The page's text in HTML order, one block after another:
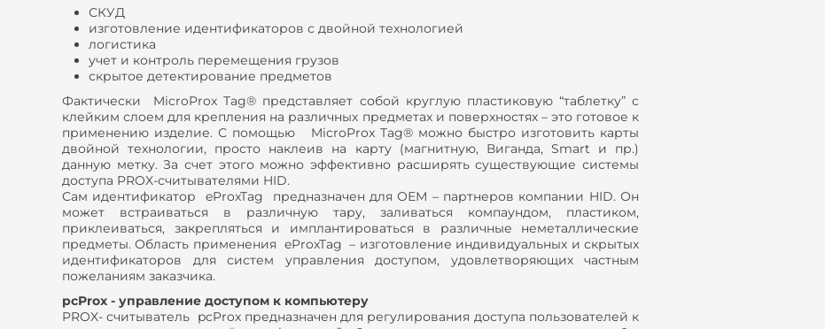
СКУД
изготовление идентификаторов с двойной технологией
логистика
учет и контроль перемещения грузов
скрытое детектирование предметов
Фактически MicroProx Tag® представляет собой круглую пластиковую “таблетку” c
клейким слоем для крепления на различных предметах и поверхностях – это готовое к
применению изделие. С помощью MicroProx Tag® можно быстро изготовить карты
двойной технологии, просто наклеив на карту (магнитную, Виганда, Smart и пр.)
данную метку. За счет этого можно эффективно расширять существующие системы
доступа PROX-считывателями HID.
Сам идентификатор eProxTag предназначен для ОЕМ – партнеров компании HID. Он
может встраиваться в различную тару, заливаться компаундом, пластиком,
приклеиваться, закрепляться и имплантироваться в различные неметаллические
предметы. Область применения eProxTag – изготовление индивидуальных и скрытых
идентификаторов для систем управления доступом, удовлетворяющих частным
пожеланиям заказчика.
pcProx - управление доступом к компьютеру
PROX- считыватель pcProx предназначен для регулирования доступа пользователей к